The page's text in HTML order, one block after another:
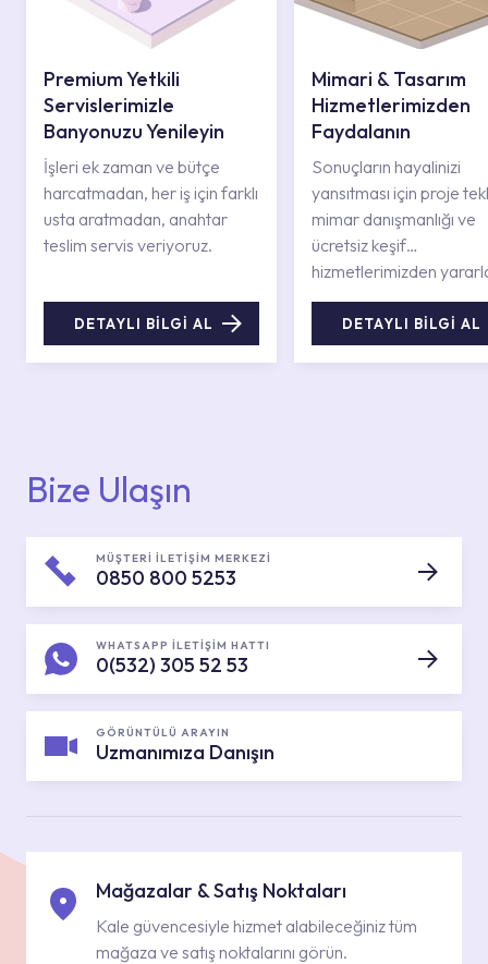
Premium Yetkili
Servislerimizle
Banyonuzu Yenileyin
İşleri ek zaman ve bütçe
harcatmadan, her iş için farklı
usta aratmadan, anahtar
teslim servis veriyoruz.
DETAYLI BİLGİ AL
Mimari & Tasarım
Hizmetlerimizden
Faydalanın
Sonuçların hayalinizi
yansıtması için proje
mimar danışmanlığı ve
ücretsiz keşif
hizmetlerimizden
DETAYLI BİLGİ AL
Bize Ulaşın
MÜŞTERİ İLETİŞİM MERKEZİ
0850 800 5253
WHATSAPP İLETİŞİM HATTI
0(532) 305 52 53
GÖRÜNTÜLÜ ARAYIN
Uzmanımıza Danışın
Mağazalar & Satış Noktaları
Kale güvencesiyle hizmet alabileceğiniz tüm
mağaza ve satış noktalarını görün.